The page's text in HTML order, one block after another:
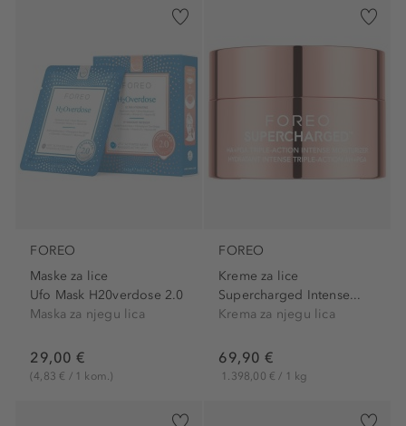
FOREO
Maske za lice
Ufo Mask H20verdose 2.0
Maska za njegu lica
29,00 €
(4,83 € / 1 kom.)
FOREO
Kreme za lice
Supercharged Intense...
Krema za njegu lica
69,90 €
1.398,00 € / 1 kg